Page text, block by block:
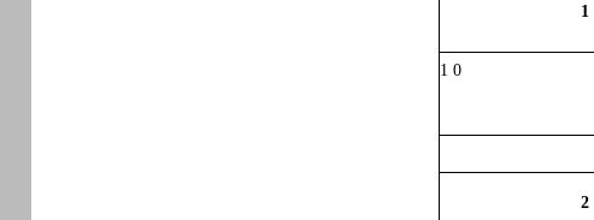
1
1 0
2